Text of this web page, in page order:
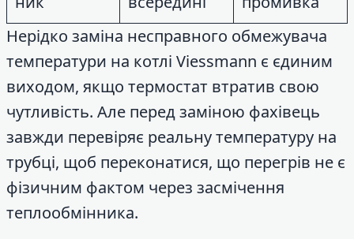
Нерідко заміна несправного обмежувача
температури на котлі Viessmann є єдиним
виходом, якщо термостат втратив свою
чутливість. Але перед заміною фахівець
завжди перевіряє реальну температуру на
трубці, щоб переконатися, що перегрів не є
фізичним фактом через засмічення
теплообмінника.